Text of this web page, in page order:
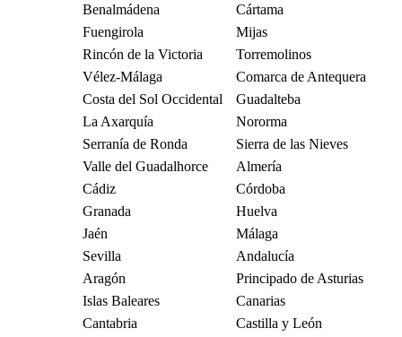
Benalmádena
Cártama
Fuengirola
Mijas
Rincón de la Victoria
Torremolinos
Vélez-Málaga
Comarca de Antequera
Costa del Sol Occidental
Guadalteba
La Axarquía
Nororma
Serranía de Ronda
Sierra de las Nieves
Valle del Guadalhorce
Almería
Cádiz
Córdoba
Granada
Huelva
Jaén
Málaga
Sevilla
Andalucía
Aragón
Principado de Asturias
Islas Baleares
Canarias
Cantabria
Castilla y León